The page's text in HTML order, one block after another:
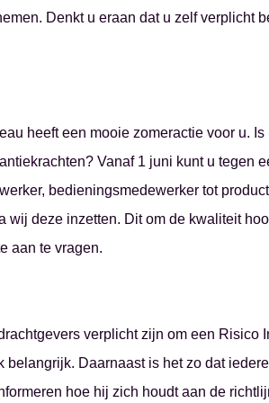
Denkt u eraan dat u zelf verplicht
heeft een mooie zomeractie voor u.
Vanaf 1 juni kunt u tegen
bedieningsmedewerker tot
wij deze inzetten. Dit om de kwaliteit
aan te vragen.
verplicht zijn om een
Daarnaast is het zo dat
hoe hij zich houdt aan de